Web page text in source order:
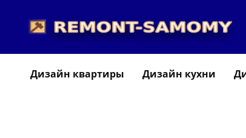
содержанию
Дизайн квартиры Дизайн кухни